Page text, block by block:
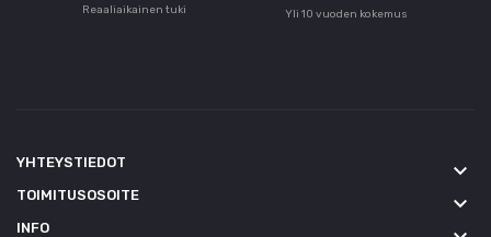
Reaaliaikainen tuki Yli 10 vuoden kokemus
YHTEYSTIEDOT keyboard_arrow_down
TOIMITUSOSOITE keyboard_arrow_down
INFO